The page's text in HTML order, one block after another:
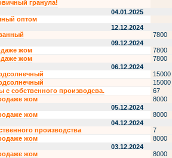
гранула!
04.01.2025
оптом
12.12.2024
7800
09.12.2024
жом
7800
жом
7800
06.12.2024
15000
15000
с собственного производсва.
67
жом
8000
05.12.2024
жом
8000
04.12.2024
производства
7
жом
8000
03.12.2024
жом
8000